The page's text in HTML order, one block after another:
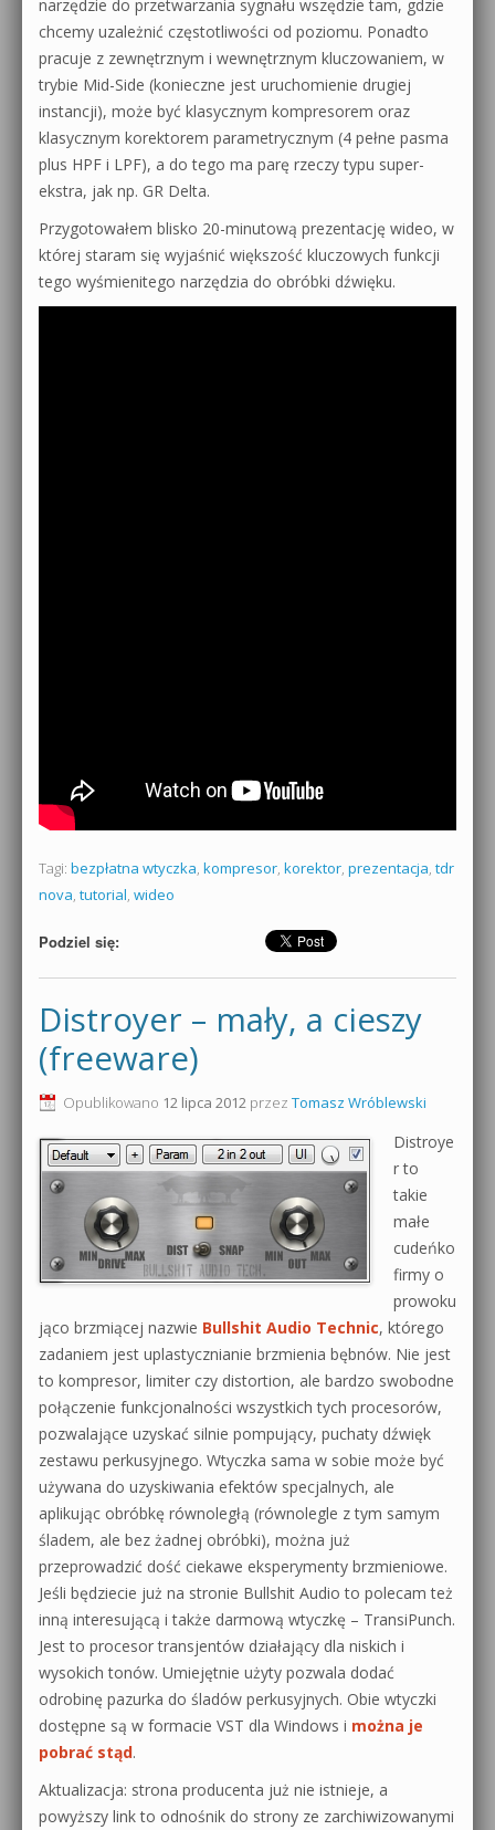
narzędzie do przetwarzania sygnału wszędzie tam, gdzie
chcemy uzależnić częstotliwości od poziomu. Ponadto
pracuje z zewnętrznym i wewnętrznym kluczowaniem, w
trybie Mid-Side (konieczne jest uruchomienie drugiej
instancji), może być klasycznym kompresorem oraz
klasycznym korektorem parametrycznym (4 pełne pasma
plus HPF i LPF), a do tego ma parę rzeczy typu super-
ekstra, jak np. GR Delta.
Przygotowałem blisko 20-minutową prezentację wideo, w
której staram się wyjaśnić większość kluczowych funkcji
tego wyśmienitego narzędzia do obróbki dźwięku.
Tagi: bezpłatna wtyczka, kompresor, korektor, prezentacja, tdr
nova, tutorial, wideo
Podziel się:
Distroyer – mały, a cieszy
(freeware)
Opublikowano 12 lipca 2012 przez Tomasz Wróblewski
Distroye
r to
takie
małe
cudeńko
firmy o
prowoku
jąco brzmiącej nazwie Bullshit Audio Technic, którego
zadaniem jest uplastycznianie brzmienia bębnów. Nie jest
to kompresor, limiter czy distortion, ale bardzo swobodne
połączenie funkcjonalności wszystkich tych procesorów,
pozwalające uzyskać silnie pompujący, puchaty dźwięk
zestawu perkusyjnego. Wtyczka sama w sobie może być
używana do uzyskiwania efektów specjalnych, ale
aplikując obróbkę równoległą (równolegle z tym samym
śladem, ale bez żadnej obróbki), można już
przeprowadzić dość ciekawe eksperymenty brzmieniowe.
Jeśli będziecie już na stronie Bullshit Audio to polecam też
inną interesującą i także darmową wtyczkę – TransiPunch.
Jest to procesor transjentów działający dla niskich i
wysokich tonów. Umiejętnie użyty pozwala dodać
odrobinę pazurka do śladów perkusyjnych. Obie wtyczki
dostępne są w formacie VST dla Windows i można je
pobrać stąd.
Aktualizacja: strona producenta już nie istnieje, a
powyższy link to odnośnik do strony ze zarchiwizowanymi